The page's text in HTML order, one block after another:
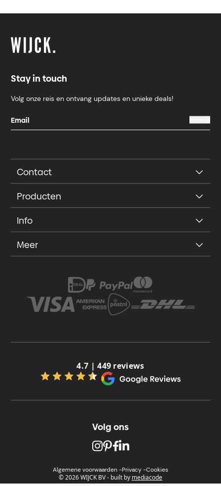
Stay in touch
Volg onze reis en ontvang updates en unieke deals!
Contact
Producten
Info
Meer
4.7 | 449 reviews
Volg ons
Algemene voorwaarden -Privacy -Cookies
© 2026 WIJCK BV- built by mediacode